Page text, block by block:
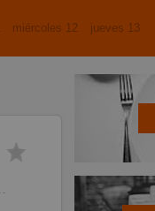
miércoles 12 jueves 13